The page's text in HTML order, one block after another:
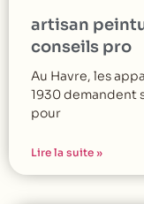
artisan
conseils pro
Au Havre, les
1930 demandent
pour
Lire la suite »